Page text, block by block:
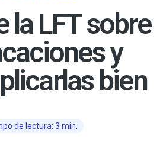
la LFT sobre
y
bien
de lectura: 3 min.